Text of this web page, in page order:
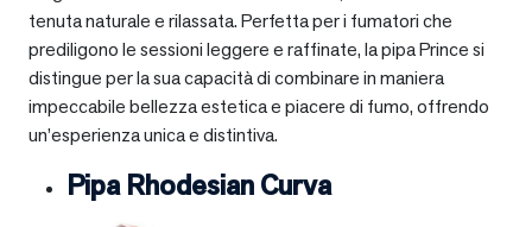
tenuta naturale e rilassata. Perfetta per i fumatori che
prediligono le sessioni leggere e raffinate, la pipa Prince si
distingue per la sua capacità di combinare in maniera
impeccabile bellezza estetica e piacere di fumo, offrendo
un’esperienza unica e distintiva.
Pipa Rhodesian Curva